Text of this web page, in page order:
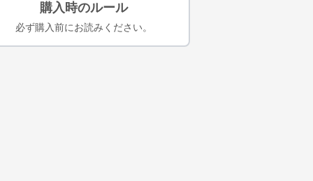
購入時のルール
必ず購入前にお読みください。